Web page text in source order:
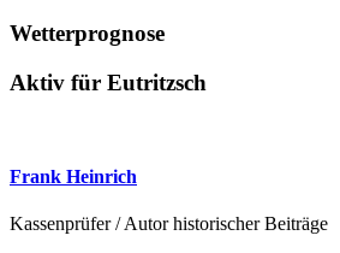
Wetterprognose
Aktiv für Eutritzsch
Frank Heinrich
Kassenprüfer / Autor historischer Beiträge